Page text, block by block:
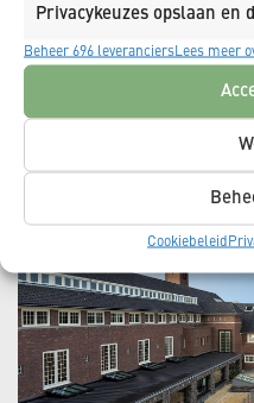
Privacykeuzes opslaan en
Beheer 696 leveranciersLees meer
Cookiebeleid